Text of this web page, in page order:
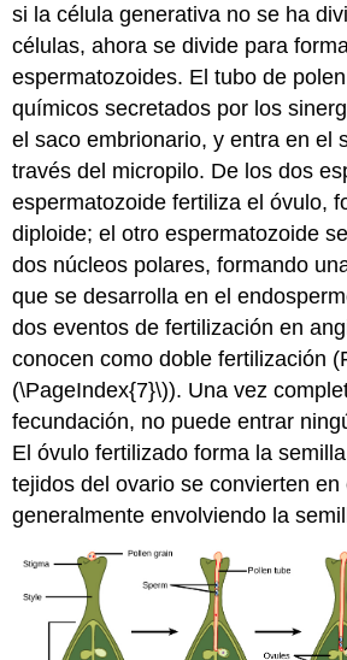
si la célula generativa no se ha
células, ahora se divide para
espermatozoides. El tubo de
químicos secretados por los
el saco embrionario, y entra en el
través del micropilo. De los dos
espermatozoide fertiliza el óvulo,
diploide; el otro espermatozoide
dos núcleos polares, formando
que se desarrolla en el
dos eventos de fertilización en
conocen comodoble fertilización
(\PageIndex{7}\)). Una vez
fecundación, no puede entrar
El óvulo fertilizado forma la
tejidos del ovario se convierten en
generalmente envolviendo la